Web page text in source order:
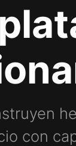
con